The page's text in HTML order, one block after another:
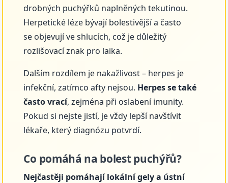
drobných puchýřků naplněných tekutinou.
Herpetické léze bývají bolestivější a často
se objevují ve shlucích, což je důležitý
rozlišovací znak pro laika.
Dalším rozdílem je nakažlivost – herpes je
infekční, zatímco afty nejsou. Herpes se také
často vrací, zejména při oslabení imunity.
Pokud si nejste jistí, je vždy lepší navštívit
lékaře, který diagnózu potvrdí.
Co pomáhá na bolest puchýřů?
Nejčastěji pomáhají lokální gely a ústní